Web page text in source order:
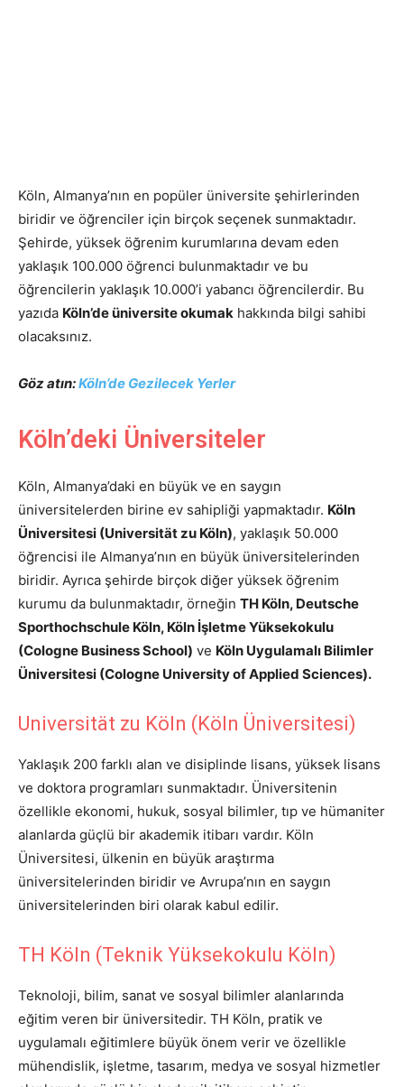
Köln, Almanya’nın en popüler üniversite şehirlerinden
biridir ve öğrenciler için birçok seçenek sunmaktadır.
Şehirde, yüksek öğrenim kurumlarına devam eden
yaklaşık 100.000 öğrenci bulunmaktadır ve bu
öğrencilerin yaklaşık 10.000’i yabancı öğrencilerdir. Bu
yazıda Köln’de üniversite okumak hakkında bilgi sahibi
olacaksınız.
Göz atın:Köln’de Gezilecek Yerler
Köln’deki Üniversiteler
Köln, Almanya’daki en büyük ve en saygın
üniversitelerden birine ev sahipliği yapmaktadır. Köln
Üniversitesi (Universität zu Köln), yaklaşık 50.000
öğrencisi ile Almanya’nın en büyük üniversitelerinden
biridir. Ayrıca şehirde birçok diğer yüksek öğrenim
kurumu da bulunmaktadır, örneğin TH Köln, Deutsche
Sporthochschule Köln, Köln İşletme Yüksekokulu
(Cologne Business School) ve Köln Uygulamalı Bilimler
Üniversitesi (Cologne University of Applied Sciences).
Universität zu Köln (Köln Üniversitesi)
Yaklaşık 200 farklı alan ve disiplinde lisans, yüksek lisans
ve doktora programları sunmaktadır. Üniversitenin
özellikle ekonomi, hukuk, sosyal bilimler, tıp ve hümaniter
alanlarda güçlü bir akademik itibarı vardır. Köln
Üniversitesi, ülkenin en büyük araştırma
üniversitelerinden biridir ve Avrupa’nın en saygın
üniversitelerinden biri olarak kabul edilir.
TH Köln (Teknik Yüksekokulu Köln)
Teknoloji, bilim, sanat ve sosyal bilimler alanlarında
eğitim veren bir üniversitedir. TH Köln, pratik ve
uygulamalı eğitimlere büyük önem verir ve özellikle
mühendislik, işletme, tasarım, medya ve sosyal hizmetler